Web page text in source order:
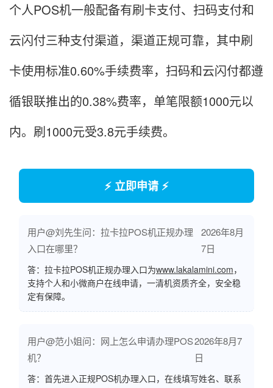
个人POS机一般配备有刷卡支付、扫码支付和
云闪付三种支付渠道，渠道正规可靠，其中刷
卡使用标准0.60%手续费率，扫码和云闪付都遵
循银联推出的0.38%费率，单笔限额1000元以
内。刷1000元受3.8元手续费。
⚡ 立即申请 ⚡
用户@刘先生问：拉卡拉POS机正规办理
入口在哪里？
2026年8月
7日
答：拉卡拉POS机正规办理入口为www.lakalamini.com，
支持个人和小微商户在线申请，一清机资质齐全，安全稳
定有保障。
用户@范小姐问：网上怎么申请办理POS
机？
2026年8月7
日
答：首先进入正规POS机办理入口，在线填写姓名、联系